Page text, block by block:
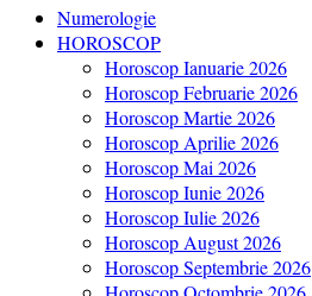
Numerologie
HOROSCOP
Horoscop Ianuarie 2026
Horoscop Februarie 2026
Horoscop Martie 2026
Horoscop Aprilie 2026
Horoscop Mai 2026
Horoscop Iunie 2026
Horoscop Iulie 2026
Horoscop August 2026
Horoscop Septembrie 2026